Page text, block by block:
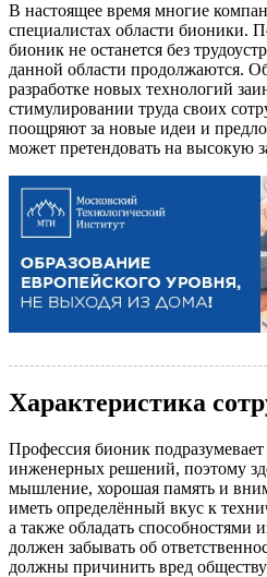
В настоящее время многие
специалистах области бионики.
бионик не останется без
данной области продолжаются.
разработке новых технологий
стимулировании труда своих
поощряют за новые идеи и
может претендовать на высокую
Характеристика
Профессия бионик
инженерных решений, поэтому
мышление, хорошая память и
иметь определённый вкус к
а также обладать способностями
должен забывать об
должны причинить вред